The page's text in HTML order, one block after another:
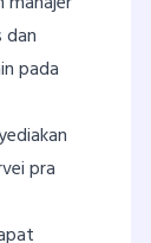
pada
pra